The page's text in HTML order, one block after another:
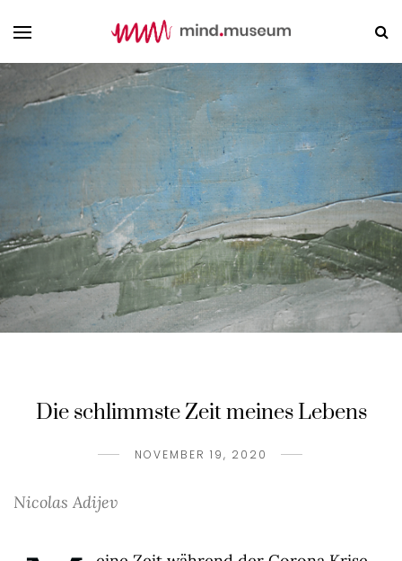
Die schlimmste Zeit meines Lebens
NOVEMBER 19, 2020
Nicolas Adijev